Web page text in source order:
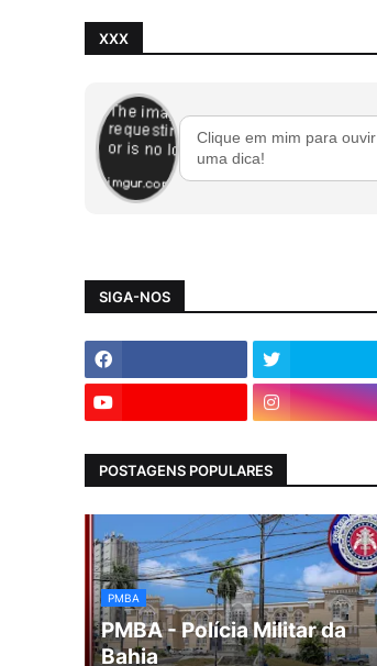
XXX
Clique em mim para ouvir
uma dica!
SIGA-NOS
POSTAGENS POPULARES
PMBA
PMBA - Polícia Militar da
Bahia